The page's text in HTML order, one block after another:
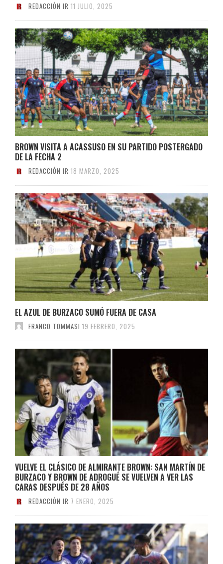
REDACCIÓN IR 11 JULIO, 2025
BROWN VISITA A ACASSUSO EN SU PARTIDO POSTERGADO
DE LA FECHA 2
REDACCIÓN IR 18 MARZO, 2025
EL AZUL DE BURZACO SUMÓ FUERA DE CASA
FRANCO TOMMASI 19 FEBRERO, 2025
VUELVE EL CLÁSICO DE ALMIRANTE BROWN: SAN MARTÍN DE
BURZACO Y BROWN DE ADROGUÉ SE VUELVEN A VER LAS
CARAS DESPUÉS DE 28 AÑOS
REDACCIÓN IR 7 ENERO, 2025